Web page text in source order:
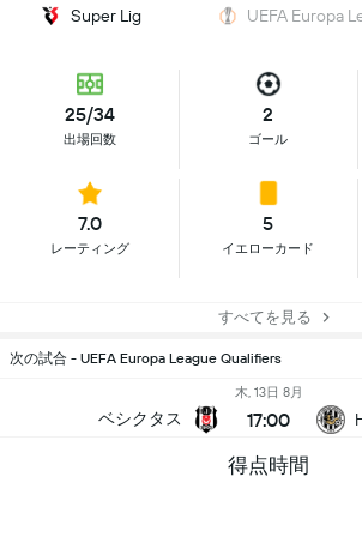
Super Lig UEFA Europa
25/34
出場回数
2
ゴール
7.0
レーティング
5
イエローカード
すべてを見る
次の試合 - UEFA Europa League Qualifiers
ベシクタス
木, 13日 8月
17:00
得点時間